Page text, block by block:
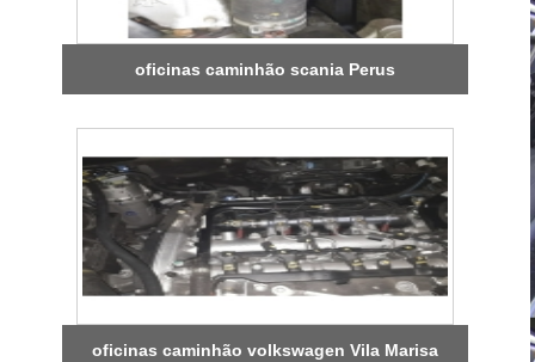
oficinas caminhão scania Perus
oficinas caminhão volkswagen Vila Marisa